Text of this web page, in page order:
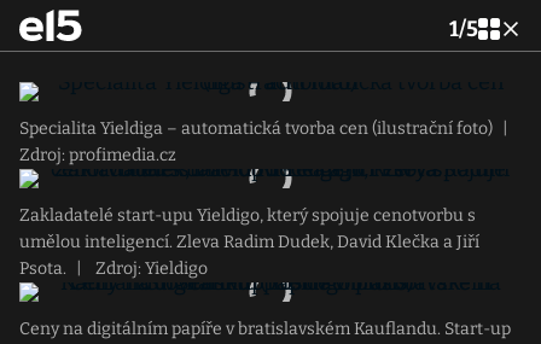
1/5
Specialita Yieldiga – automatická tvorba cen (ilustrační foto)
Zdroj: profimedia.cz
Zakladatelé start-upu Yieldigo, který spojuje cenotvorbu s
umělou inteligencí. Zleva Radim Dudek, David Klečka a Jiří
Psota.
Zdroj: Yieldigo
Ceny na digitálním papíře v bratislavském Kauflandu. Start-up